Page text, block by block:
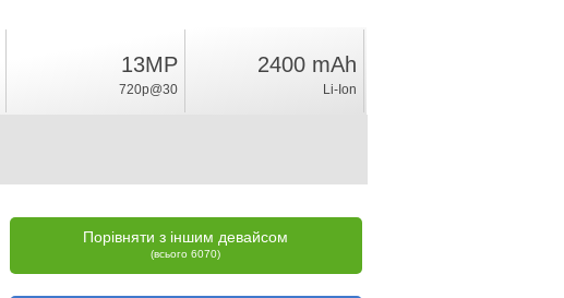
13MP
720p@30
2400 mAh
Li-Ion
Порівняти з іншим девайсом
(всього 6070)